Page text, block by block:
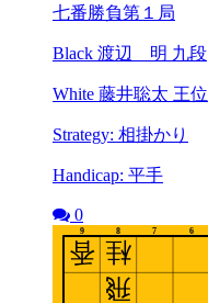
七番勝負第１局
Black 渡辺 明 九段
White 藤井聡太 王位
Strategy: 相掛かり
Handicap: 平手
0